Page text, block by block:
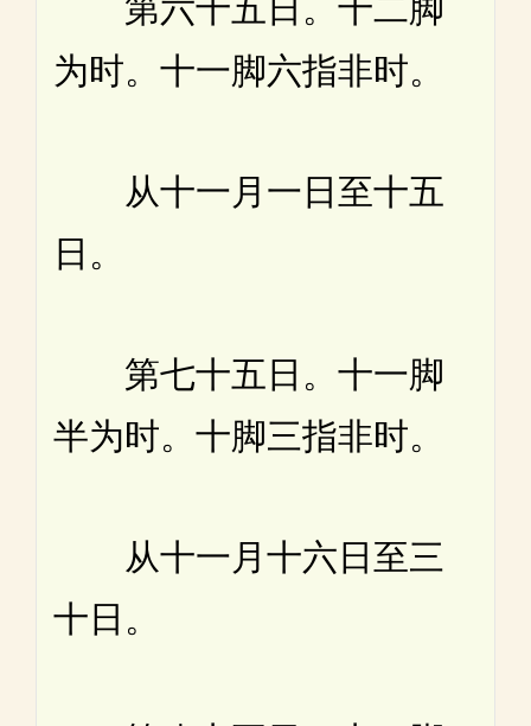
第六十五日。十二脚
为时。十一脚六指非时。
从十一月一日至十五
日。
第七十五日。十一脚
半为时。十脚三指非时。
从十一月十六日至三
十日。